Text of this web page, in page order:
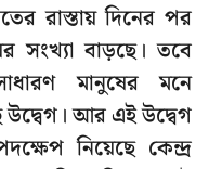
রাস্তায় দিনের পর
সংখ্যা বাড়ছে। তবে
মানুষের মনে
উদ্বেগ। আর এই উদ্বেগ
নিয়েছে কেন্দ্র